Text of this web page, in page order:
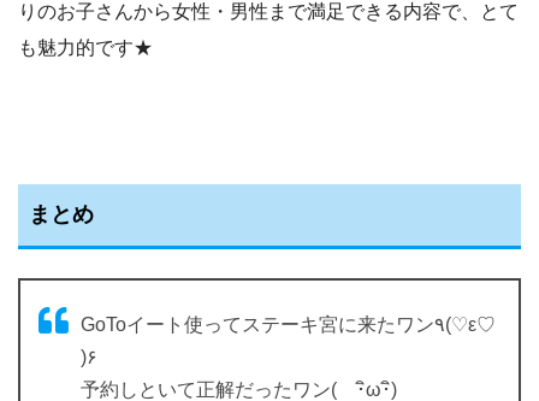
りのお子さんから女性・男性まで満足できる内容で、とて
も魅力的です★
まとめ
GoToイート使ってステーキ宮に来たワン٩(♡ε♡
)۶
予約しといて正解だったワン( ･ิω･ิ)